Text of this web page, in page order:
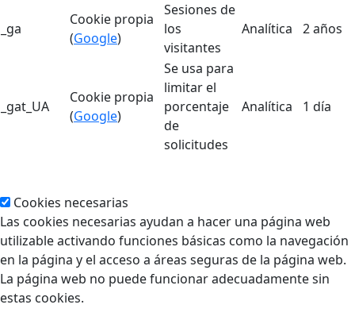
_ga
Cookie propia
(Google)
Sesiones de
los
visitantes
Analítica 2 años
_gat_UA
Cookie propia
(Google)
Se usa para
limitar el
porcentaje
de
solicitudes
Analítica 1 día
Cookies necesarias
Las cookies necesarias ayudan a hacer una página web
utilizable activando funciones básicas como la navegación
en la página y el acceso a áreas seguras de la página web.
La página web no puede funcionar adecuadamente sin
estas cookies.